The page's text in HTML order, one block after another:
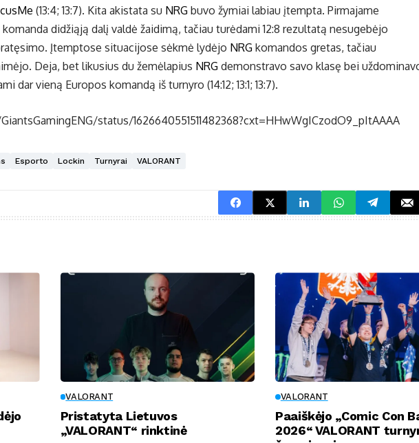
(13:4; 13:7). Kita akistata su NRG buvo žymiai labiau įtempta. Pirmajame
komanda didžiąją dalį valdė žaidimą, tačiau turėdami 12:8 rezultatą nesugebėjo
Įtemptose situacijose sėkmė lydėjo NRG komandos gretas, tačiau
Deja, bet likusius du žemėlapius NRG demonstravo savo klasę bei
dar vieną Europos komandą iš turnyro (14:12; 13:1; 13:7).
status/1626640551511482368?cxt=HHwWgICzodO9_pItAAAA
Esporto Lockin Turnyrai VALORANT
VALORANT
Pristatyta Lietuvos
„VALORANT“ rinktinė
VALORANT
Paaiškėjo „Comic Con
2026“ VALORANT